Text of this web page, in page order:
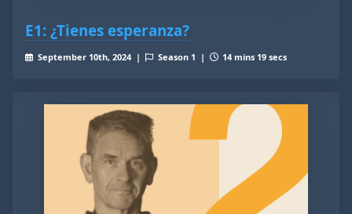
E1: ¿Tienes esperanza?
September 10th, 2024 | Season 1 | 14 mins 19 secs